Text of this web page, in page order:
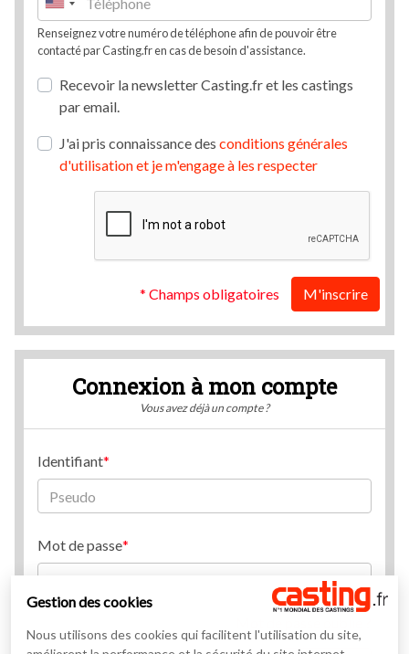
Renseignez votre numéro de téléphone afin de pouvoir être
contacté par Casting.fr en cas de besoin d'assistance.
Recevoir la newsletter Casting.fr et les castings
par email.
J'ai pris connaissance des conditions générales
d'utilisation et je m'engage à les respecter
* Champs obligatoires M'inscrire
Connexion à mon compte
Vous avez déjà un compte ?
Identifiant
Mot de passe
Gestion des cookies
Nous utilisons des cookies qui facilitent l'utilisation du site,